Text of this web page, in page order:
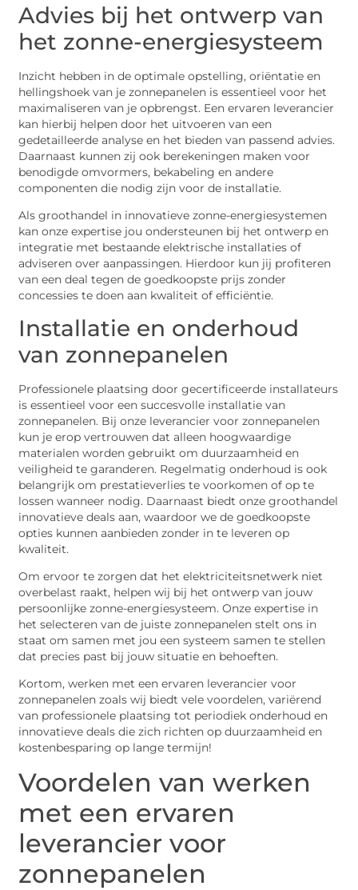
Advies bij het ontwerp van
het zonne-energiesysteem
Inzicht hebben in de optimale opstelling, oriëntatie en
hellingshoek van je zonnepanelen is essentieel voor het
maximaliseren van je opbrengst. Een ervaren leverancier
kan hierbij helpen door het uitvoeren van een
gedetailleerde analyse en het bieden van passend advies.
Daarnaast kunnen zij ook berekeningen maken voor
benodigde omvormers, bekabeling en andere
componenten die nodig zijn voor de installatie.
Als groothandel in innovatieve zonne-energiesystemen
kan onze expertise jou ondersteunen bij het ontwerp en
integratie met bestaande elektrische installaties of
adviseren over aanpassingen. Hierdoor kun jij profiteren
van een deal tegen de goedkoopste prijs zonder
concessies te doen aan kwaliteit of efficiëntie.
Installatie en onderhoud
van zonnepanelen
Professionele plaatsing door gecertificeerde installateurs
is essentieel voor een succesvolle installatie van
zonnepanelen. Bij onze leverancier voor zonnepanelen
kun je erop vertrouwen dat alleen hoogwaardige
materialen worden gebruikt om duurzaamheid en
veiligheid te garanderen. Regelmatig onderhoud is ook
belangrijk om prestatieverlies te voorkomen of op te
lossen wanneer nodig. Daarnaast biedt onze groothandel
innovatieve deals aan, waardoor we de goedkoopste
opties kunnen aanbieden zonder in te leveren op
kwaliteit.
Om ervoor te zorgen dat het elektriciteitsnetwerk niet
overbelast raakt, helpen wij bij het ontwerp van jouw
persoonlijke zonne-energiesysteem. Onze expertise in
het selecteren van de juiste zonnepanelen stelt ons in
staat om samen met jou een systeem samen te stellen
dat precies past bij jouw situatie en behoeften.
Kortom, werken met een ervaren leverancier voor
zonnepanelen zoals wij biedt vele voordelen, variërend
van professionele plaatsing tot periodiek onderhoud en
innovatieve deals die zich richten op duurzaamheid en
kostenbesparing op lange termijn!
Voordelen van werken
met een ervaren
leverancier voor
zonnepanelen